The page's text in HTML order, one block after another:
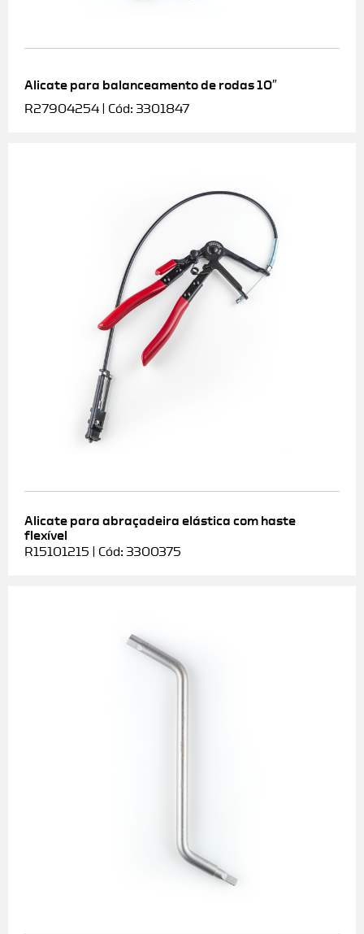
Alicate para balanceamento de rodas 10″
R27904254 | Cód: 3301847
Alicate para abraçadeira elástica com haste
flexível
R15101215 | Cód: 3300375